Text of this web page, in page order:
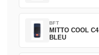
BFT
MITTO COOL C4
BLEU